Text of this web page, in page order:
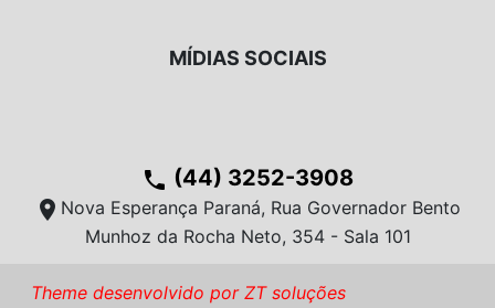
MÍDIAS SOCIAIS
phone (44) 3252-3908
location_on Nova Esperança Paraná, Rua Governador Bento
Munhoz da Rocha Neto, 354 - Sala 101
Theme desenvolvido por ZT soluções